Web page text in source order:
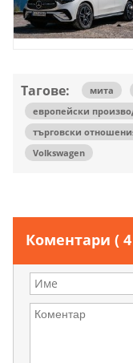
Тагове: мита
европейски
търговски
Volkswagen
Коментари (